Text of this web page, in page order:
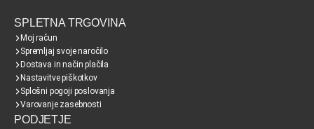
SPLETNA TRGOVINA
Moj račun
Spremljaj svoje naročilo
Dostava in način plačila
Nastavitve piškotkov
Splošni pogoji poslovanja
Varovanje zasebnosti
PODJETJE